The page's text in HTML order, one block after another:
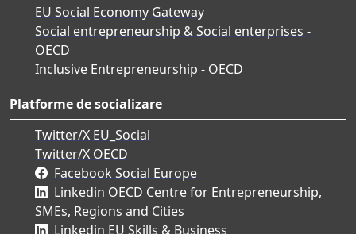
EU Social Economy Gateway
Social entrepreneurship & Social enterprises -
OECD
Inclusive Entrepreneurship - OECD
Platforme de socializare
Twitter/X EU_Social
Twitter/X OECD
Facebook Social Europe
Linkedin OECD Centre for Entrepreneurship,
SMEs, Regions and Cities
Linkedin EU Skills & Business